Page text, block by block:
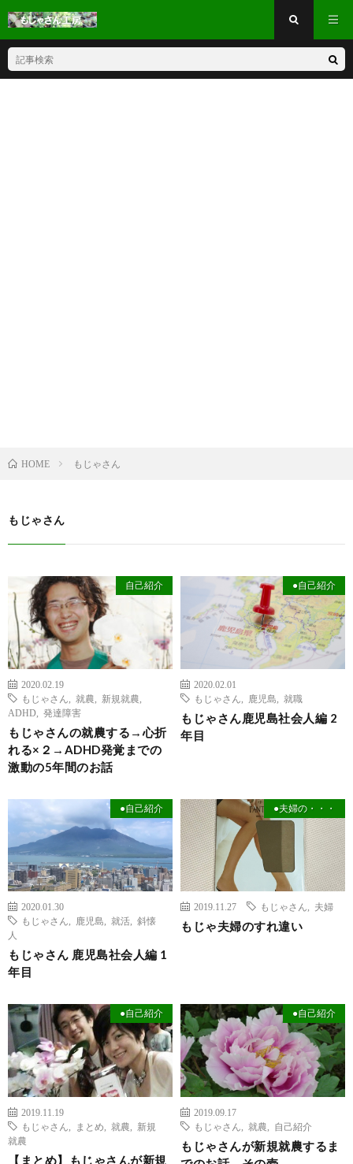
HOME もじゃさん
もじゃさん
自己紹介
2020.02.19
もじゃさん
就農 新規就農
ADHD
発達障害
もじゃさんの就農する→心折
れる×２→ADHD発覚までの
激動の5年間のお話
●自己紹介
2020.02.01
もじゃさん
鹿児島 就職
もじゃさん鹿児島社会人編 2
年目
●自己紹介
2020.01.30
もじゃさん
鹿児島 就活
斜懐
人
もじゃさん 鹿児島社会人編 1
年目
●夫婦の・・・
2019.11.27 もじゃさん 夫婦
もじゃ夫婦のすれ違い
●自己紹介
2019.11.19
もじゃさん
まとめ 就農
新規
就農
【まとめ】もじゃさんが新規
●自己紹介
2019.09.17
もじゃさん
就農 自己紹介
もじゃさんが新規就農するま